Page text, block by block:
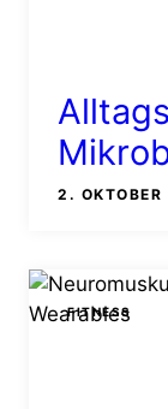
2.
FITNESS